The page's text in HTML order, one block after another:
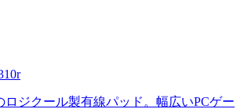
ロジクール製有線パッド。幅広いPCゲー